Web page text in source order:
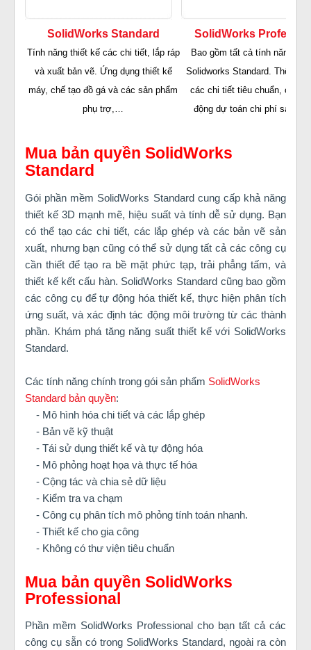
SolidWorks Standard
Tính năng thiết kế các chi tiết, lắp ráp
và xuất bản vẽ. Ứng dụng thiết kế
máy, chế tạo đồ gá và các sản phẩm
phụ trợ,…
SolidWorks
Bao gồm tất cả tính năng
Solidworks Standard. Thêm
các chi tiết tiêu chuẩn, công
động dự toán chi phí sản
Mua bản quyền SolidWorks
Standard
Gói phần mềm SolidWorks Standard cung cấp khả năng
thiết kế 3D mạnh mẽ, hiệu suất và tính dễ sử dụng. Bạn
có thể tạo các chi tiết, các lắp ghép và các bản vẽ sản
xuất, nhưng bạn cũng có thể sử dụng tất cả các công cụ
cần thiết để tạo ra bề mặt phức tạp, trải phẳng tấm, và
thiết kế kết cấu hàn. SolidWorks Standard cũng bao gồm
các công cụ để tự động hóa thiết kế, thực hiện phân tích
ứng suất, và xác định tác động môi trường từ các thành
phần. Khám phá tăng năng suất thiết kế với SolidWorks
Standard.
Các tính năng chính trong gói sản phẩm SolidWorks
Standard bản quyền:
- Mô hình hóa chi tiết và các lắp ghép
- Bản vẽ kỹ thuật
- Tái sử dụng thiết kế và tự động hóa
- Mô phỏng hoạt họa và thực tế hóa
- Cộng tác và chia sẻ dữ liệu
- Kiểm tra va chạm
- Công cụ phân tích mô phỏng tính toán nhanh.
- Thiết kế cho gia công
- Không có thư viện tiêu chuẩn
Mua bản quyền SolidWorks
Professional
Phần mềm SolidWorks Professional cho bạn tất cả các
công cụ sẵn có trong SolidWorks Standard, ngoài ra còn